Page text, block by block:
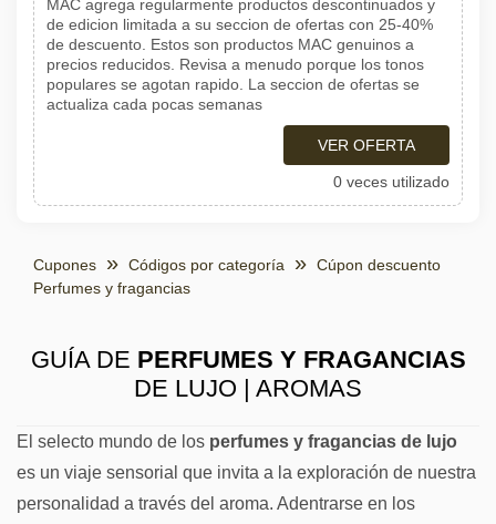
MAC agrega regularmente productos descontinuados y
de edicion limitada a su seccion de ofertas con 25-40%
de descuento. Estos son productos MAC genuinos a
precios reducidos. Revisa a menudo porque los tonos
populares se agotan rapido. La seccion de ofertas se
actualiza cada pocas semanas
VER OFERTA
0 veces utilizado
Cupones Códigos por categoría
Cúpon descuento
Perfumes y fragancias
GUÍA DE PERFUMES Y FRAGANCIAS
DE LUJO | AROMAS
El selecto mundo de los perfumes y fragancias de lujo
es un viaje sensorial que invita a la exploración de nuestra
personalidad a través del aroma. Adentrarse en los